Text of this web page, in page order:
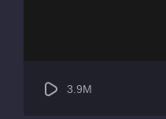
3.9M